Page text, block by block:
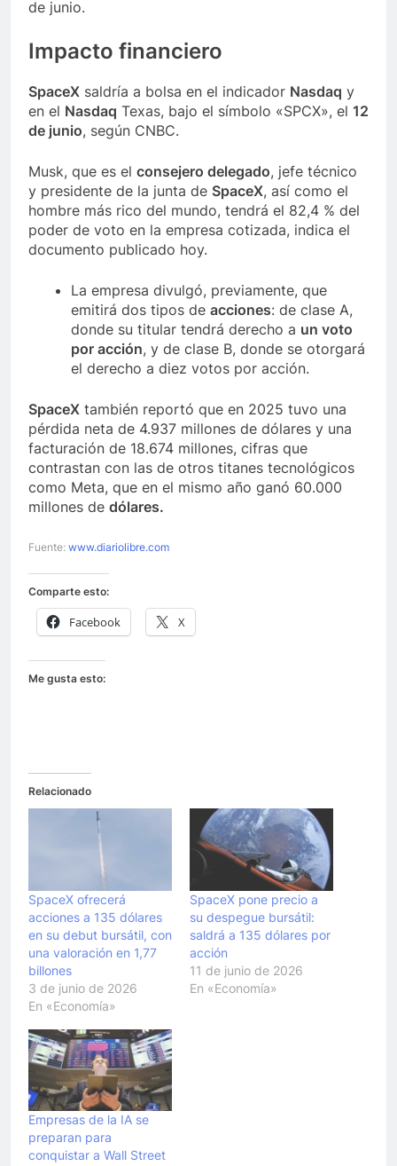
de junio.
Impacto financiero
SpaceX saldría a bolsa en el indicador Nasdaq y
en el Nasdaq Texas, bajo el símbolo «SPCX», el 12
de junio, según CNBC.
Musk, que es el consejero delegado, jefe técnico
y presidente de la junta de SpaceX, así como el
hombre más rico del mundo, tendrá el 82,4 % del
poder de voto en la empresa cotizada, indica el
documento publicado hoy.
La empresa divulgó, previamente, que
emitirá dos tipos de acciones: de clase A,
donde su titular tendrá derecho a un voto
por acción, y de clase B, donde se otorgará
el derecho a diez votos por acción.
SpaceX también reportó que en 2025 tuvo una
pérdida neta de 4.937 millones de dólares y una
facturación de 18.674 millones, cifras que
contrastan con las de otros titanes tecnológicos
como Meta, que en el mismo año ganó 60.000
millones de dólares.
Fuente: www.diariolibre.com
Comparte esto:
Facebook X
Me gusta esto:
Relacionado
SpaceX ofrecerá
acciones a 135 dólares
en su debut bursátil, con
una valoración en 1,77
billones
3 de junio de 2026
En «Economía»
SpaceX pone precio a
su despegue bursátil:
saldrá a 135 dólares por
acción
11 de junio de 2026
En «Economía»
Empresas de la IA se
preparan para
conquistar a Wall Street